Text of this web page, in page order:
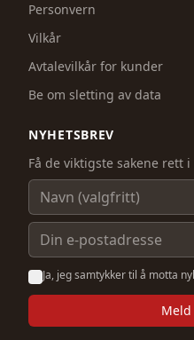
Personvern
Vilkår
Avtalevilkår for kunder
Be om sletting av data
NYHETSBREV
Få de viktigste sakene rett
Navn
E-postadresse
Ja, jeg samtykker til å motta